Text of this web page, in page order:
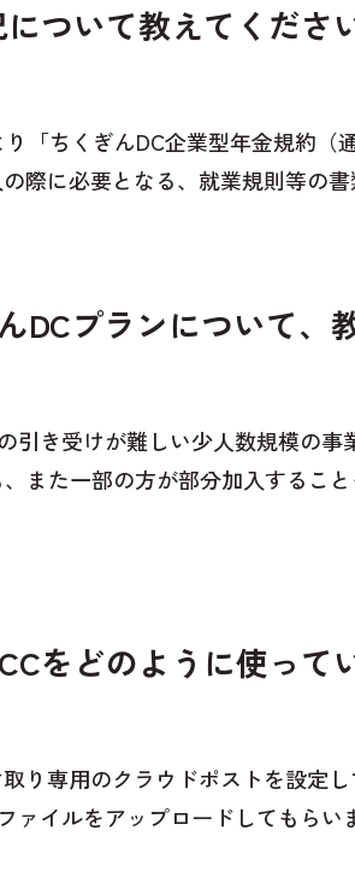
ついて教えてくださ
「ちくぎんDC企業型年金規約（
の際に必要となる、就業規則等の
DCプランについて、
引き受けが難しい少人数規模の
また一部の方が部分加入するこ
をどのように使って
り専用のクラウドポストを設定
ァイルをアップロードしてもらい